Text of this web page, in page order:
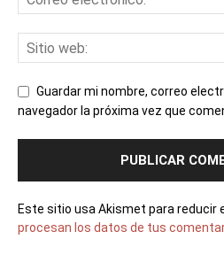
Guardar mi nombre, correo
navegador la próxima vez que
Este sitio usa Akismet para reducir
procesan los datos de tus